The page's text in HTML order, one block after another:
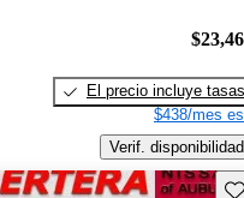
El precio incluye tasas
$438/mes
Verif. disponibilidad